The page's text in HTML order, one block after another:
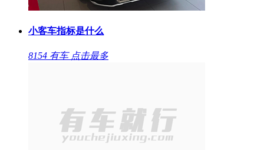
小客车指标是什么
8154 有车 点击最多